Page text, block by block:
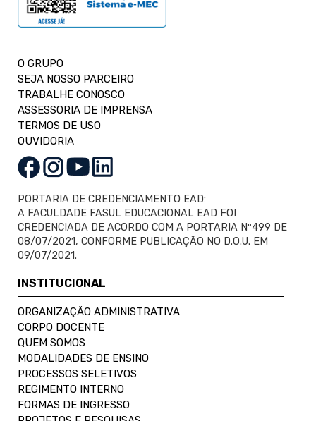
O GRUPO
SEJA NOSSO PARCEIRO
TRABALHE CONOSCO
ASSESSORIA DE IMPRENSA
TERMOS DE USO
OUVIDORIA
PORTARIA DE CREDENCIAMENTO EAD:
A FACULDADE FASUL EDUCACIONAL EAD FOI
CREDENCIADA DE ACORDO COM A PORTARIA Nº499 DE
08/07/2021, CONFORME PUBLICAÇÃO NO D.O.U. EM
09/07/2021.
INSTITUCIONAL
ORGANIZAÇÃO ADMINISTRATIVA
CORPO DOCENTE
QUEM SOMOS
MODALIDADES DE ENSINO
PROCESSOS SELETIVOS
REGIMENTO INTERNO
FORMAS DE INGRESSO